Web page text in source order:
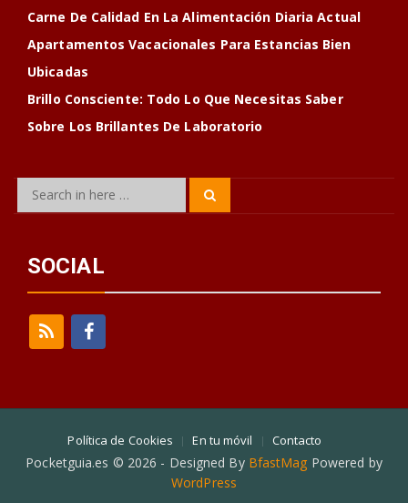
Carne De Calidad En La Alimentación Diaria Actual
Apartamentos Vacacionales Para Estancias Bien
Ubicadas
Brillo Consciente: Todo Lo Que Necesitas Saber
Sobre Los Brillantes De Laboratorio
Search
SOCIAL
Política de Cookies En tu móvil Contacto
Pocketguia.es © 2026 - Designed By BfastMag Powered by
WordPress